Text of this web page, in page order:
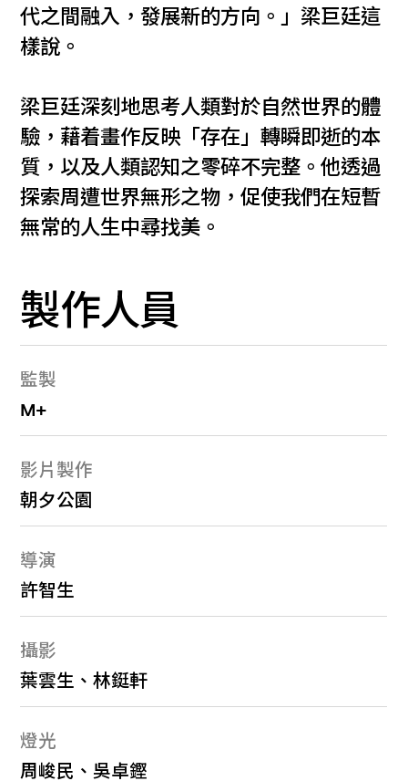
代之間融入，發展新的方向。」梁巨廷這
樣說。
梁巨廷深刻地思考人類對於自然世界的體
驗，藉着畫作反映「存在」轉瞬即逝的本
質，以及人類認知之零碎不完整。他透過
探索周遭世界無形之物，促使我們在短暫
無常的人生中尋找美。
製作人員
監製
M+
影片製作
朝夕公園
導演
許智生
攝影
葉雲生、林鋌軒
燈光
周峻民、吳卓鏗